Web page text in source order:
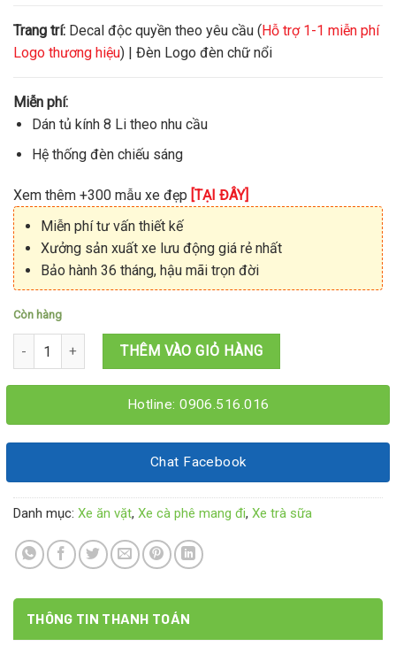
Trang trí: Decal độc quyền theo yêu cầu (Hỗ trợ 1-1 miễn phí
Logo thương hiệu) | Đèn Logo đèn chữ nổi
Miễn phí:
Dán tủ kính 8 Li theo nhu cầu
Hệ thống đèn chiếu sáng
Xem thêm +300 mẫu xe đẹp [TẠI ĐÂY]
Miễn phí tư vấn thiết kế
Xưởng sản xuất xe lưu động giá rẻ nhất
Bảo hành 36 tháng, hậu mãi trọn đời
Còn hàng
Xe trà sữa cà phê ăn vặt 1M6x70x2M số lượng
THÊM VÀO GIỎ HÀNG
Hotline: 0906.516.016
Chat Facebook
Danh mục: Xe ăn vặt, Xe cà phê mang đi, Xe trà sữa
THÔNG TIN THANH TOÁN